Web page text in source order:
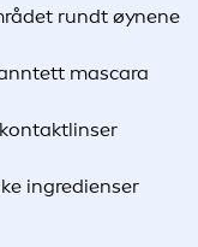
rundt øynene
mascara
ingredienser